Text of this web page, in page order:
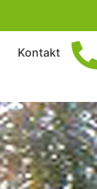
Kontakt